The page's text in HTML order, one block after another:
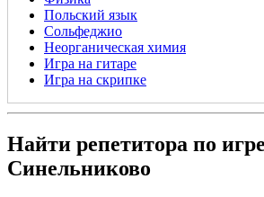
Польский язык
Сольфеджио
Неорганическая химия
Игра на гитаре
Игра на скрипке
Найти репетитора по
Синельниково